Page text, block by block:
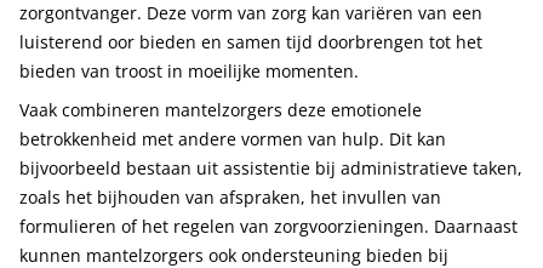
zorgontvanger. Deze vorm van zorg kan variëren van een
luisterend oor bieden en samen tijd doorbrengen tot het
bieden van troost in moeilijke momenten.
Vaak combineren mantelzorgers deze emotionele
betrokkenheid met andere vormen van hulp. Dit kan
bijvoorbeeld bestaan uit assistentie bij administratieve taken,
zoals het bijhouden van afspraken, het invullen van
formulieren of het regelen van zorgvoorzieningen. Daarnaast
kunnen mantelzorgers ook ondersteuning bieden bij